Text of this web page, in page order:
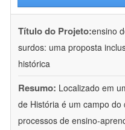
Título do Projeto:ensino
surdos: uma proposta
histórica
Resumo: Localizado em
de História é um campo
processos de ensino-